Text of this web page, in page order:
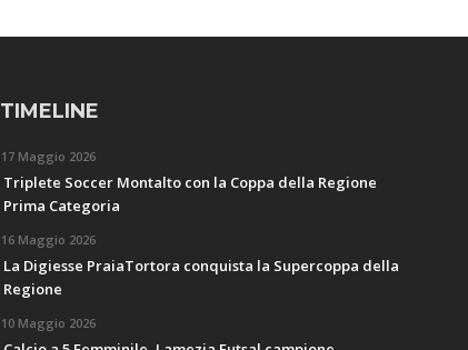
TIMELINE
17 Maggio 2026
Triplete Soccer Montalto con la Coppa della Regione
Prima Categoria
16 Maggio 2026
La Digiesse PraiaTortora conquista la Supercoppa della
Regione
10 Maggio 2026